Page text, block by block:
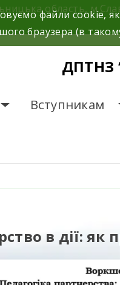
область,
ДПТНЗ
Вступникам
в дії:
файли cookie,
браузера (в